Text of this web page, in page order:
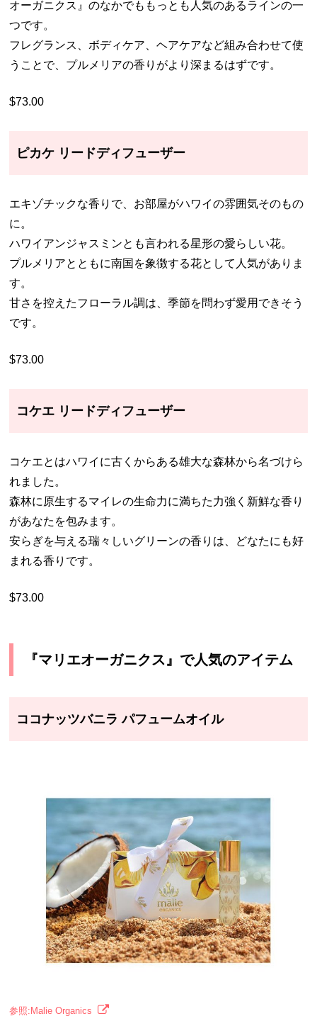
オーガニクス』のなかでももっとも人気のあるラインの一
つです。
フレグランス、ボディケア、ヘアケアなど組み合わせて使
うことで、プルメリアの香りがより深まるはずです。
$73.00
ピカケ リードディフューザー
エキゾチックな香りで、お部屋がハワイの雰囲気そのもの
に。
ハワイアンジャスミンとも言われる星形の愛らしい花。
プルメリアとともに南国を象徴する花として人気がありま
す。
甘さを控えたフローラル調は、季節を問わず愛用できそう
です。
$73.00
コケエ リードディフューザー
コケエとはハワイに古くからある雄大な森林から名づけら
れました。
森林に原生するマイレの生命力に満ちた力強く新鮮な香り
があなたを包みます。
安らぎを与える瑞々しいグリーンの香りは、どなたにも好
まれる香りです。
$73.00
『マリエオーガニクス』で人気のアイテム
ココナッツバニラ パフュームオイル
参照:Malie Organics